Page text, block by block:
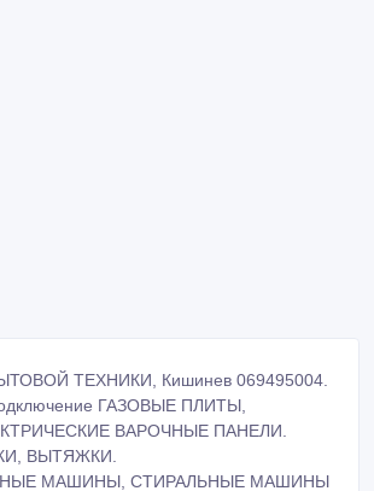
ВЫТЯЖКИ.
МАШИНЫ, СТИРАЛЬНЫЕ МАШИНЫ
СТЕНУ, МОНТАЖ УСТАНОВКА,
.069495004. 079550346.
ЭЛЕКТРОПЛИТЫ,